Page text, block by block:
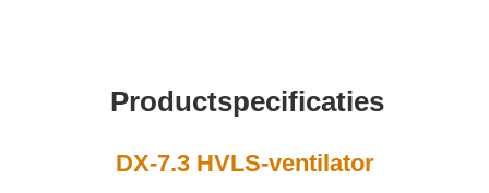
Productspecificaties
DX-7.3 HVLS-ventilator